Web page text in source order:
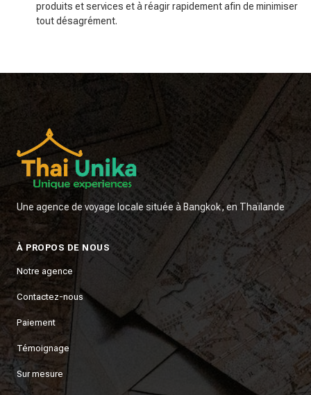
produits et services et à réagir rapidement afin de minimiser
tout désagrément.
Une agence de voyage locale située à Bangkok, en Thaïlande
À PROPOS DE NOUS
Notre agence
Contactez-nous
Paiement
Témoignage
Sur mesure